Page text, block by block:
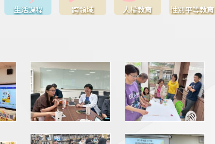
生活課程 跨領域 人權教育 性別平等教育